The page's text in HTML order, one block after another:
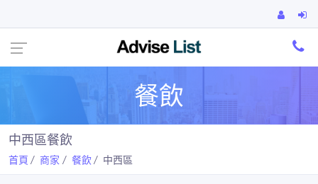
餐飲
中西區餐飲
首頁 商家 餐飲 中西區